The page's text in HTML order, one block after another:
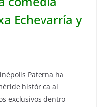
Echevarría y
Paterna ha
histórica al
exclusivos dentro